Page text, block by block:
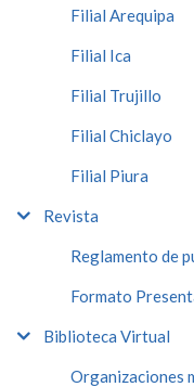
Filial Arequipa
Filial Ica
Filial Trujillo
Filial Chiclayo
Filial Piura
Revista
Reglamento de
Formato
Biblioteca Virtual
Organizaciones